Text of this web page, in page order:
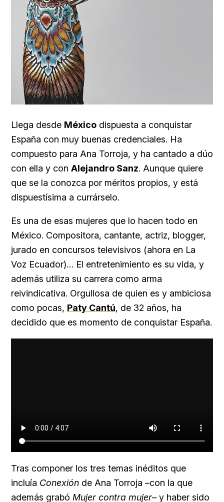
Llega desde México dispuesta a conquistar
España con muy buenas credenciales. Ha
compuesto para Ana Torroja, y ha cantado a dúo
con ella y con Alejandro Sanz. Aunque quiere
que se la conozca por méritos propios, y está
dispuestísima a currárselo.
Es una de esas mujeres que lo hacen todo en
México. Compositora, cantante, actriz, blogger,
jurado en concursos televisivos (ahora en La
Voz Ecuador)… El entretenimiento es su vida, y
además utiliza su carrera como arma
reivindicativa. Orgullosa de quien es y ambiciosa
como pocas, Paty Cantú, de 32 años, ha
decidido que es momento de conquistar España.
Tras componer los tres temas inéditos que
incluía Conexión de Ana Torroja –con la que
además grabó Mujer contra mujer– y haber sido